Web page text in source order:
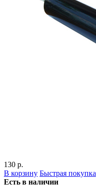
130 р.
В корзину Быстрая покупка
Есть в наличии